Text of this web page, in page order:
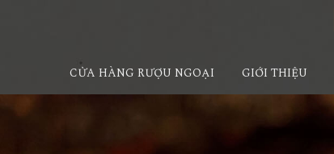
CỬA HÀNG RƯỢU NGOẠI GIỚI THIỆU